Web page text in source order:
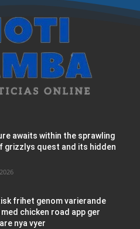
awaits within the sprawling
grizzlys quest and its hidden
frihet genom varierande
chicken road app ger
nya vyer